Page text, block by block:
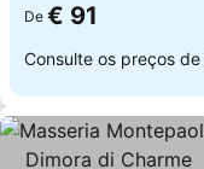
De € 91
Consulte os preços de